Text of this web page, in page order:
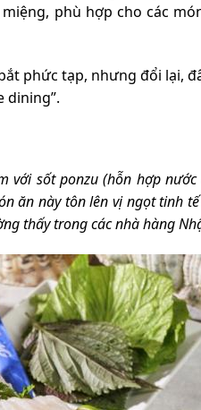
phù hợp cho các
phức tạp, nhưng đổi lại,
dining”.
sốt ponzu (hỗn hợp
ăn này tôn lên vị ngọt tinh
thấy trong các nhà hàng